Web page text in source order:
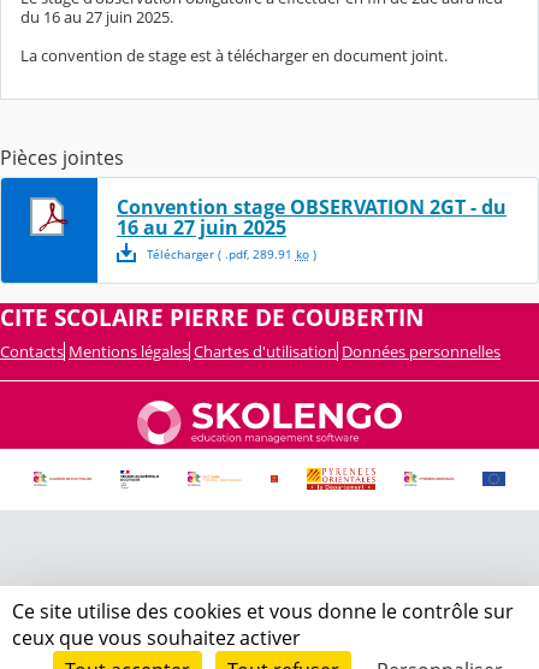
du 16 au 27 juin 2025.
La convention de stage est à télécharger en document joint.
Pièces jointes
Convention stage OBSERVATION 2GT - du
16 au 27 juin 2025
Télécharger( .pdf, 289.91 ko)
CITE SCOLAIRE PIERRE DE COUBERTIN
Contacts Mentions légales Chartes d'utilisation Données personnelles
Ce site utilise des cookies et vous donne le contrôle sur
ceux que vous souhaitez activer